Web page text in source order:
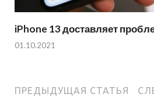
iPhone 13 доставляет
01.10.2021
ПРЕДЫДУЩАЯ СТАТЬЯ